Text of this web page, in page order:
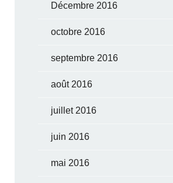
Décembre 2016
octobre 2016
septembre 2016
août 2016
juillet 2016
juin 2016
mai 2016